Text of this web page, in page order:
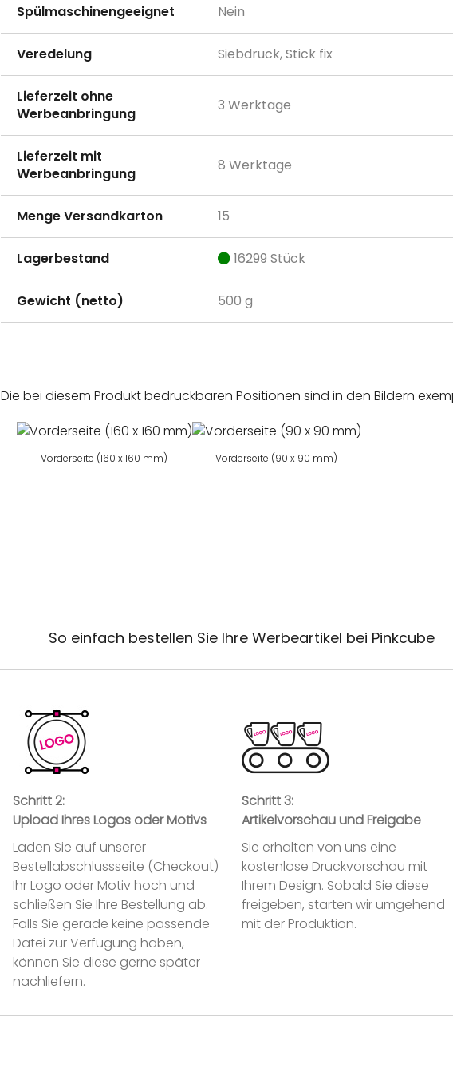
Spülmaschinengeeignet Nein
Veredelung Siebdruck, Stick fix
Lieferzeit ohne
Werbeanbringung
3 Werktage
Lieferzeit mit
Werbeanbringung
8 Werktage
Menge Versandkarton 15
Lagerbestand 16299 Stück
Gewicht (netto) 500 g
Die bei diesem Produkt bedruckbaren Positionen sind in den Bildern
Vorderseite (160 x 160 mm) Vorderseite (90 x 90 mm)
So einfach bestellen Sie Ihre Werbeartikel bei Pinkcube
Schritt 2:
Upload Ihres Logos oder Motivs
Laden Sie auf unserer
Bestellabschlussseite (Checkout)
Ihr Logo oder Motiv hoch und
schließen Sie Ihre Bestellung ab.
Falls Sie gerade keine passende
Datei zur Verfügung haben,
können Sie diese gerne später
nachliefern.
Schritt 3:
Artikelvorschau und Freigabe
Sie erhalten von uns eine
kostenlose Druckvorschau mit
Ihrem Design. Sobald Sie diese
freigeben, starten wir umgehend
mit der Produktion.